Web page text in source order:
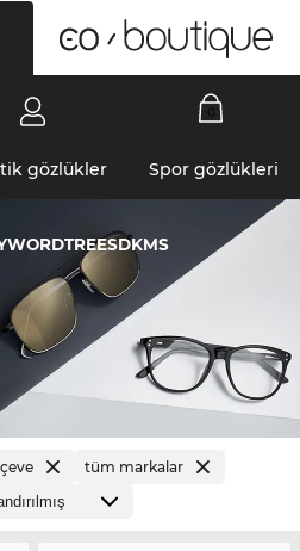
gözlükler Spor gözlükleri
tüm markalar